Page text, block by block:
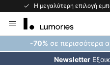
Η μεγαλύτερη επιλογή
Μετάβαση
στο
περιεχόμενο
-70% σε περισσότερα
Newsletter